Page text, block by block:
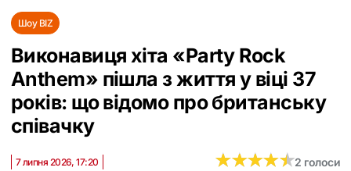
Шоу BIZ
Виконавиця хіта «Party Rock
Anthem» пішла з життя у віці 37
років: що відомо про британську
співачку
7 липня 2026, 17:20 ★★★★★
★★★★★2 голоси